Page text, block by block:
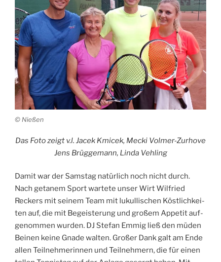
© Nie­ßen
Das Foto zeigt v.l. Jacek Kmic­ek, Mecki Volmer-Zurhove
Jens Brüg­ge­mann, Lin­da Vehling
Damit war der Sams­tag natür­lich noch nicht durch.
Nach geta­nem Sport war­te­te unser Wirt Wil­fried
Reckers mit sei­nem Team mit lukul­li­schen Köst­lich­kei­
ten auf, die mit Begeis­te­rung und gro­ßem Appe­tit auf­
ge­nom­men wur­den. DJ Ste­fan Emmig ließ den müden
Bei­nen kei­ne Gna­de wal­ten. Gro­ßer Dank galt am Ende
allen Teil­neh­me­rin­nen und Teil­neh­mern, die für einen